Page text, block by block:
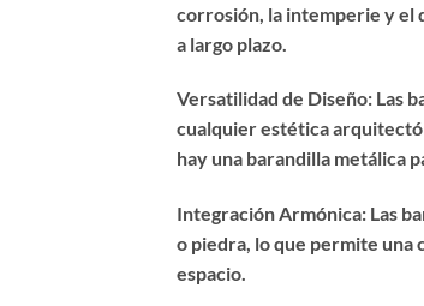
corrosión, la intemperie y el
a largo plazo.
Versatilidad de Diseño: Las
cualquier estética
hay una barandilla metálica
Integración Armónica: Las
o piedra, lo que permite una
espacio.